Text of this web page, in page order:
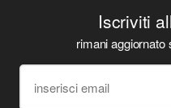
Iscriviti
rimani aggiornato